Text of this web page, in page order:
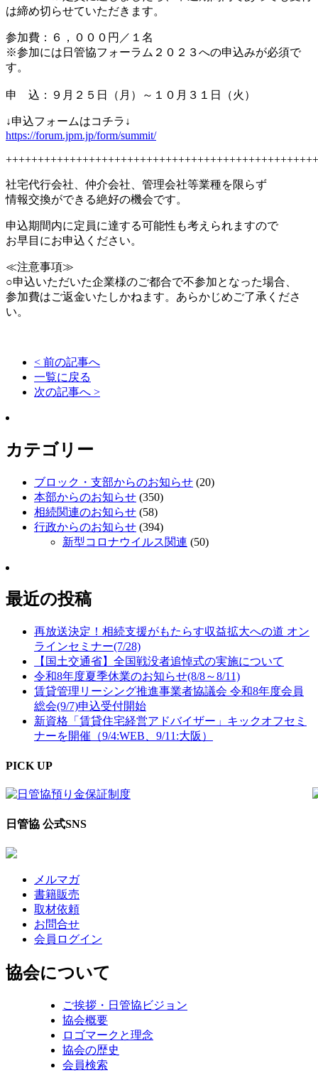
は締め切らせていただきます。
参加費：６，０００円／１名
※参加には日管協フォーラム２０２３への申込みが必須で
す。
申 込：９月２５日（月）～１０月３１日（火）
↓申込フォームはコチラ↓
https://forum.jpm.jp/form/summit/
社宅代行会社、仲介会社、管理会社等業種を限らず
情報交換ができる絶好の機会です。
申込期間内に定員に達する可能性も考えられますので
お早目にお申込ください。
≪注意事項≫
○申込いただいた企業様のご都合で不参加となった場合、
参加費はご返金いたしかねます。あらかじめご了承くださ
い。
< 前の記事へ
一覧に戻る
次の記事へ >
カテゴリー
ブロック・支部からのお知らせ (20)
本部からのお知らせ (350)
相続関連のお知らせ (58)
行政からのお知らせ (394)
新型コロナウイルス関連 (50)
最近の投稿
再放送決定！相続支援がもたらす収益拡大への道 オン
ラインセミナー(7/28)
【国土交通省】全国戦没者追悼式の実施について
令和8年度夏季休業のお知らせ(8/8～8/11)
賃貸管理リーシング推進事業者協議会 令和8年度会員
総会(9/7)申込受付開始
新資格「賃貸住宅経営アドバイザー」キックオフセミ
ナーを開催（9/4:WEB、9/11:大阪）
PICK UP
日管協 公式SNS
メルマガ
書籍販売
取材依頼
お問合せ
会員ログイン
協会について
ご挨拶・日管協ビジョン
協会概要
ロゴマークと理念
協会の歴史
会員検索